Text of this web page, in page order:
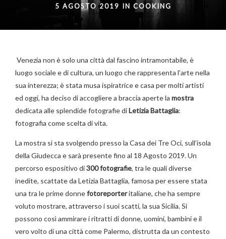
5 AGOSTO 2019 IN COOKING
Venezia non è solo una città dal fascino intramontabile, è
luogo sociale e di cultura, un luogo che rappresenta l’arte nella
sua interezza; è stata musa ispiratrice e casa per molti artisti
ed oggi, ha deciso di accogliere a braccia aperte la mostra
dedicata alle splendide fotografie diLetizia Battaglia:
fotografia come scelta di vita.
La mostra si sta svolgendo presso la Casa dei Tre Oci, sull’isola
della Giudecca e sarà presente fino al 18 Agosto 2019. Un
percorso espositivo di300 fotografie, tra le quali diverse
inedite, scattate da Letizia Battaglia, famosa per essere stata
una tra le prime donnefotoreporteritaliane, che ha sempre
voluto mostrare, attraverso i suoi scatti, la sua Sicilia. Si
possono così ammirare i ritratti di donne, uomini, bambini e il
vero volto di una città come Palermo, distrutta da un contesto